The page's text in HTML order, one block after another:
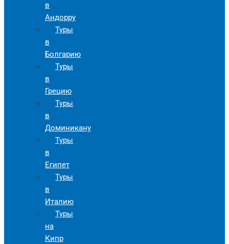
в
Андорру
Туры
в
Болгарию
Туры
в
Грецию
Туры
в
Доминикану
Туры
в
Египет
Туры
в
Италию
Туры
на
Кипр